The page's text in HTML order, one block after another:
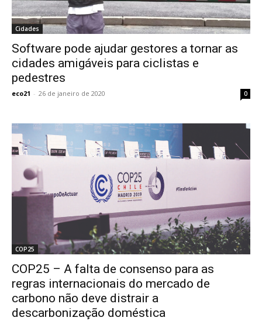
Cidades
Software pode ajudar gestores a tornar as
cidades amigáveis para ciclistas e
pedestres
eco21 - 26 de janeiro de 2020 0
COP25
COP25 – A falta de consenso para as
regras internacionais do mercado de
carbono não deve distrair a
descarbonização doméstica